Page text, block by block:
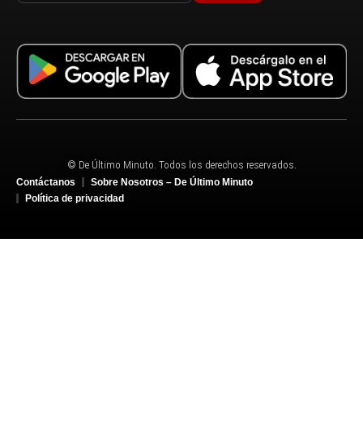
© De Último Minuto. Todos los derechos reservados.
Contáctanos
Sobre Nosotros – De Último Minuto
Política de privacidad